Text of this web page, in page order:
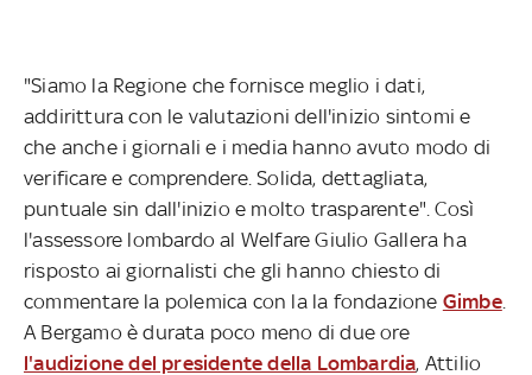
"Siamo la Regione che fornisce meglio i dati,
addirittura con le valutazioni dell'inizio sintomi e
che anche i giornali e i media hanno avuto modo di
verificare e comprendere. Solida, dettagliata,
puntuale sin dall'inizio e molto trasparente". Così
l'assessore lombardo al Welfare Giulio Gallera ha
risposto ai giornalisti che gli hanno chiesto di
commentare la polemica con la la fondazione Gimbe.
A Bergamo è durata poco meno di due ore
l'audizione del presidente della Lombardia, Attilio